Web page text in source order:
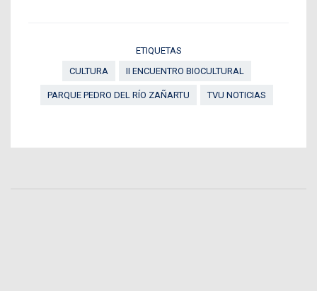
ETIQUETAS
CULTURA
II ENCUENTRO BIOCULTURAL
PARQUE PEDRO DEL RÍO ZAÑARTU TVU NOTICIAS